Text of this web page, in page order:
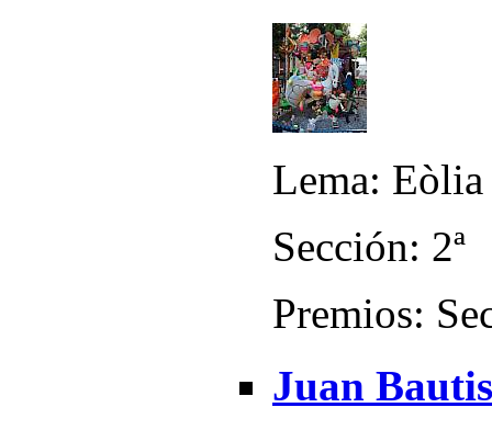
Lema: Eòlia
Sección: 2ª
Premios:
Juan